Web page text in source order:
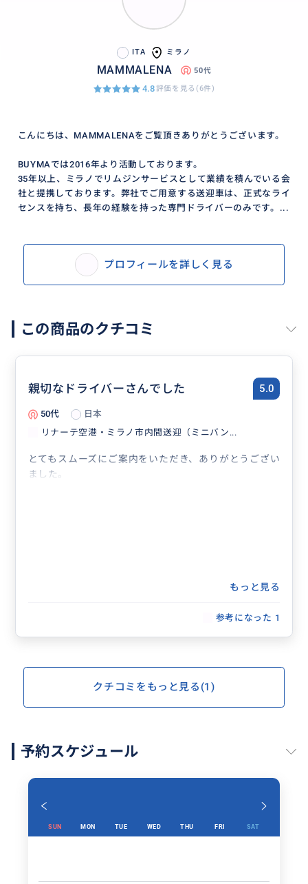
ITA ミラノ
MAMMALENA 50代
4.8評価を見る(6件)
こんにちは、MAMMALENAをご覧頂きありがとうございます。
BUYMAでは2016年より活動しております。
35年以上、ミラノでリムジンサービスとして業績を積んでいる会
社と提携しております。弊社でご用意する送迎車は、正式なライ
センスを持ち、長年の経験を持った専門ドライバーのみです。...
プロフィールを詳しく見る
この商品のクチコミ
親切なドライバーさんでした 5.0
50代
日本
リナーテ空港・ミラノ市内間送迎（ミニバン...
とてもスムーズにご案内をいただき、ありがとうござい
ました。
もっと見る
参考になった 1
クチコミをもっと見る(1)
予約スケジュール
SUN MON TUE WED THU FRI SAT